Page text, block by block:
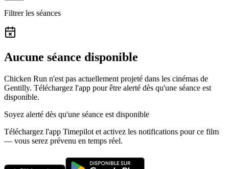
Filtrer les séances
Aucune séance disponible
Chicken Run n'est pas actuellement projeté dans les cinémas de
Gentilly. Téléchargez l'app pour être alerté dès qu'une séance est
disponible.
Soyez alerté dès qu'une séance est disponible
Téléchargez l'app Timepilot et activez les notifications pour ce film
— vous serez prévenu en temps réel.